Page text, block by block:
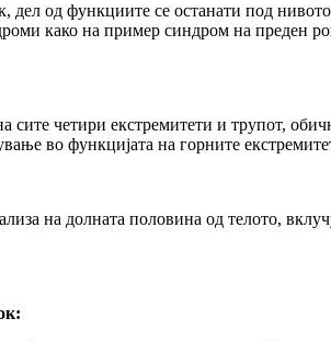
дел од функциите се останати под
како на пример синдром на преден
сите четири екстремитети и трупот,
во функцијата на горните
на долната половина од телото,